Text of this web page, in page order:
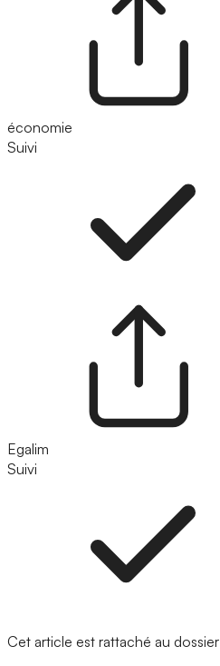
économie
Suivi
Egalim
Suivi
Cet article est rattaché au dossier